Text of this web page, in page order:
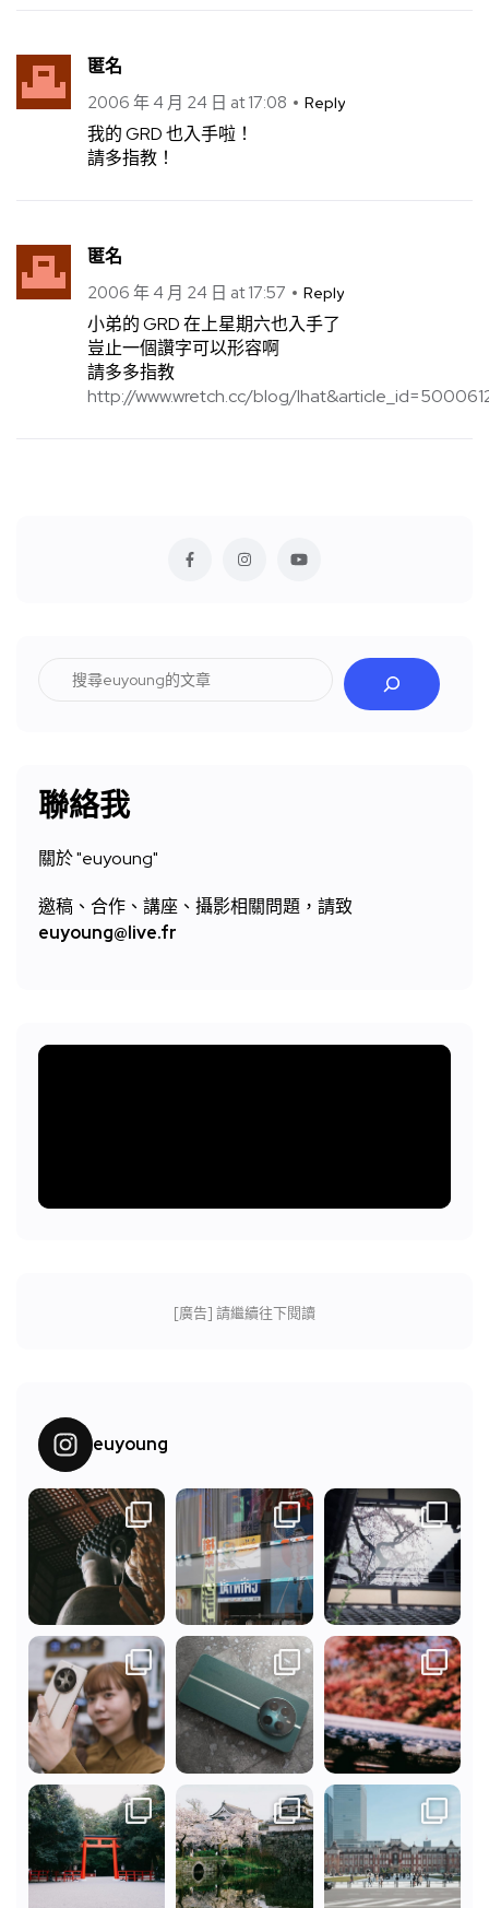
匿名
2006 年 4 月 24 日 at 17:08 Reply
我的 GRD 也入手啦！
請多指教！
匿名
2006 年 4 月 24 日 at 17:57 Reply
小弟的 GRD 在上星期六也入手了
豈止一個讚字可以形容啊
請多多指教
http://www.wretch.cc/blog/
聯絡我
關於 "euyoung"
邀稿、合作、講座、攝影相關問題，請致
euyoung@live.fr
[廣告] 請繼續往下閱讀
euyoung